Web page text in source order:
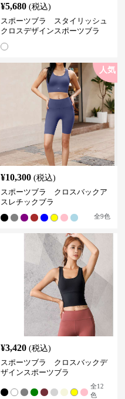
¥5,680 (税込)
スポーツブラ スタイリッシュ
クロスデザインスポーツブラ
人気
¥10,300 (税込)
スポーツブラ クロスバックア
スレチックブラ
全9色
¥3,420 (税込)
スポーツブラ クロスバックデ
ザインスポーツブラ
全12
色